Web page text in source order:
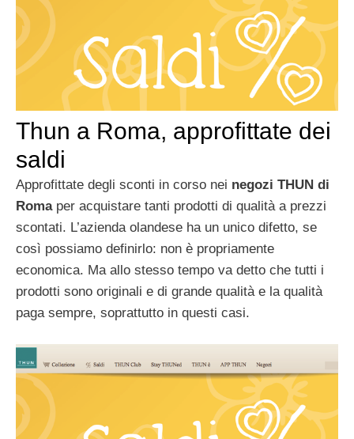
Thun a Roma, approfittate dei
saldi
Approfittate degli sconti in corso nei negozi THUN di
Romaper acquistare tanti prodotti di qualità a prezzi
scontati. L’azienda olandese ha un unico difetto, se
così possiamo definirlo: non è propriamente
economica. Ma allo stesso tempo va detto che tutti i
prodotti sono originali e di grande qualità e la qualità
paga sempre, soprattutto in questi casi.